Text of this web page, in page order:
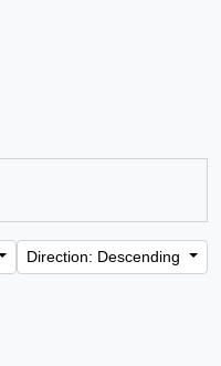
Direction: Descending